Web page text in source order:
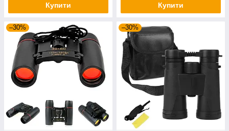
Купити Купити
–30% –30%